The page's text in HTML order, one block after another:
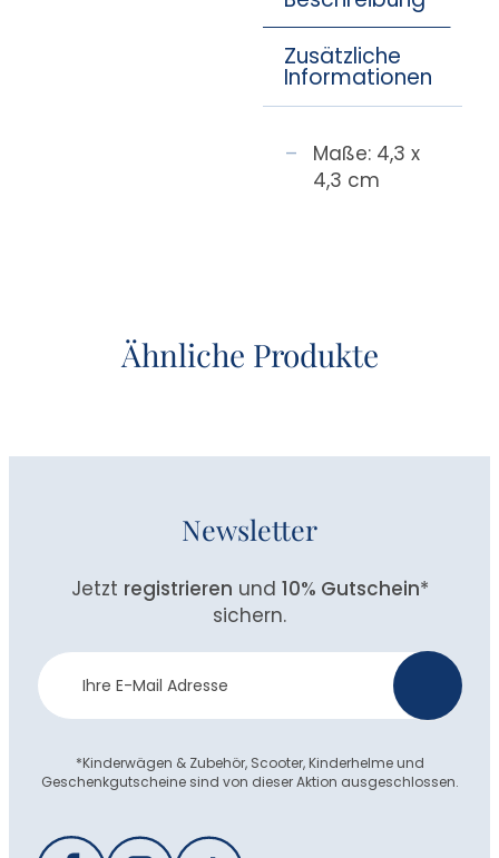
Zusätzliche
Informationen
Maße: 4,3 x
4,3 cm
Ähnliche Produkte
Newsletter
Jetzt registrieren und 10% Gutschein*
sichern.
Newsletter
Anmeldung
*Kinderwägen & Zubehör, Scooter, Kinderhelme und
Geschenkgutscheine sind von dieser Aktion ausgeschlossen.